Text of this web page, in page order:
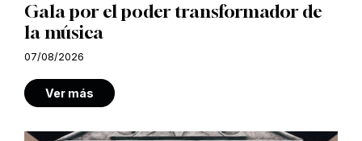
Gala por el poder transformador de
la música
07/08/2026
Ver más